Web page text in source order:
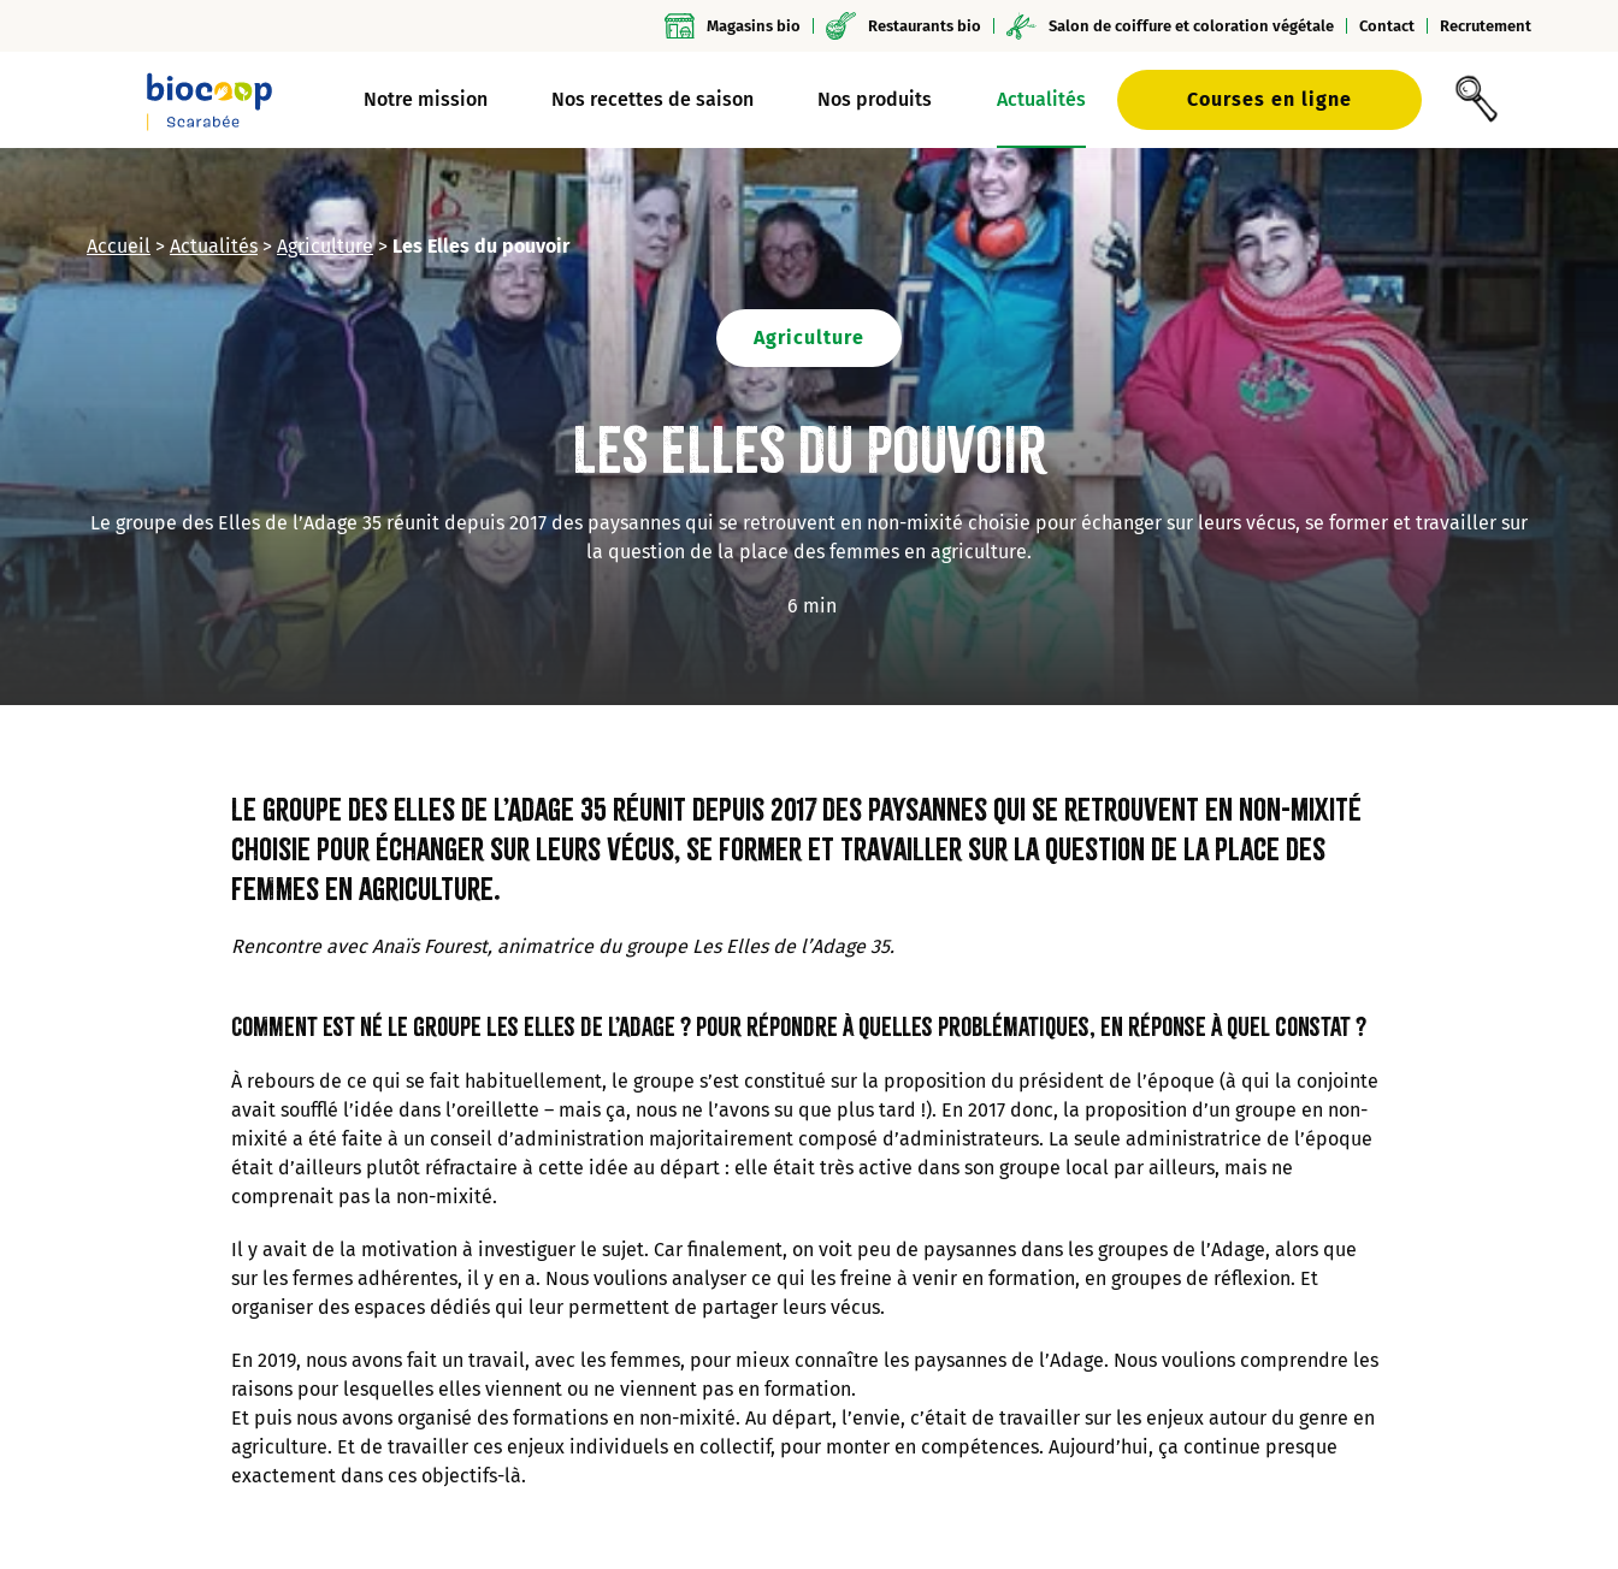
content
Magasins bio Restaurants bio Salon de coiffure et coloration végétale Contact Recrutement
Notre mission Nos recettes de saison Nos produits Actualités Courses en ligne
Accueil > Actualités> Agriculture> Les Elles du pouvoir
Agriculture
Les Elles du pouvoir
Le groupe des Elles de l’Adage 35 réunit depuis 2017 des paysannes qui se retrouvent en non-mixité choisie pour échanger sur leurs vécus, se former et travailler sur
la question de la place des femmes en agriculture.
6 min
Le groupe des Elles de l’Adage 35 réunit depuis 2017 des paysannes qui se retrouvent en non-mixité
choisie pour échanger sur leurs vécus, se former et travailler sur la question de la place des
femmes en agriculture.
Rencontre avec Anaïs Fourest, animatrice du groupe Les Elles de l’Adage 35.
Comment est né le groupe Les Elles de l’Adage ? Pour répondre à quelles problématiques, en réponse à quel constat ?
À rebours de ce qui se fait habituellement, le groupe s’est constitué sur la proposition du président de l’époque (à qui la conjointe
avait soufflé l’idée dans l’oreillette – mais ça, nous ne l’avons su que plus tard !). En 2017 donc, la proposition d’un groupe en non-
mixité a été faite à un conseil d’administration majoritairement composé d’administrateurs. La seule administratrice de l’époque
était d’ailleurs plutôt réfractaire à cette idée au départ : elle était très active dans son groupe local par ailleurs, mais ne
comprenait pas la non-mixité.
Il y avait de la motivation à investiguer le sujet. Car finalement, on voit peu de paysannes dans les groupes de l’Adage, alors que
sur les fermes adhérentes, il y en a. Nous voulions analyser ce qui les freine à venir en formation, en groupes de réflexion. Et
organiser des espaces dédiés qui leur permettent de partager leurs vécus.
En 2019, nous avons fait un travail, avec les femmes, pour mieux connaître les paysannes de l’Adage. Nous voulions comprendre les
raisons pour lesquelles elles viennent ou ne viennent pas en formation.
Et puis nous avons organisé des formations en non-mixité. Au départ, l’envie, c’était de travailler sur les enjeux autour du genre en
agriculture. Et de travailler ces enjeux individuels en collectif, pour monter en compétences. Aujourd’hui, ça continue presque
exactement dans ces objectifs-là.